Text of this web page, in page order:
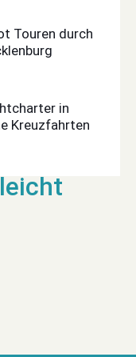
Touren durch
in
Kreuzfahrten